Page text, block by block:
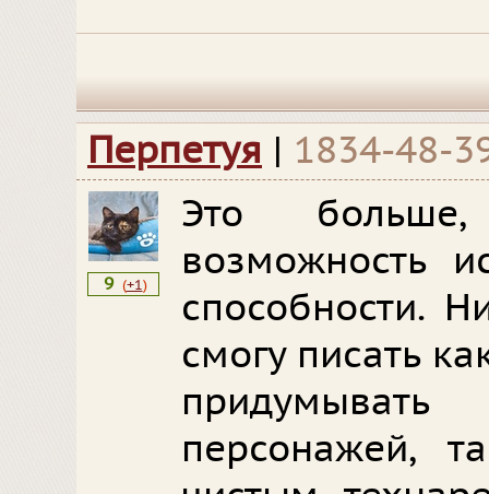
Перпетуя | 1834-48-
9 (+1)
Это
возможность
способности.
смогу писать
персонажей,